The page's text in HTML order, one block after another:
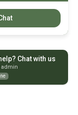
Next
Chat with us